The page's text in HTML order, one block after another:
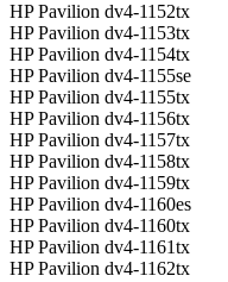
HP Pavilion dv4-1152tx
HP Pavilion dv4-1153tx
HP Pavilion dv4-1154tx
HP Pavilion dv4-1155se
HP Pavilion dv4-1155tx
HP Pavilion dv4-1156tx
HP Pavilion dv4-1157tx
HP Pavilion dv4-1158tx
HP Pavilion dv4-1159tx
HP Pavilion dv4-1160es
HP Pavilion dv4-1160tx
HP Pavilion dv4-1161tx
HP Pavilion dv4-1162tx